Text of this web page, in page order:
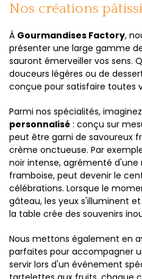
Nos créations
À Gourmandises Factory,
présenter une large gamme
sauront émerveiller vos sens.
douceurs légères ou de
conçue pour satisfaire toutes
Parmi nos spécialités,
personnalisé : conçu sur
peut être garni de savoureux
crème onctueuse. Par
noir intense, agrémenté d'une
framboise, peut devenir le
célébrations. Lorsque le
gâteau, les yeux s'illuminent
la table crée des souvenirs
Nous mettons également en
parfaites pour accompagner
servir lors d'un événement